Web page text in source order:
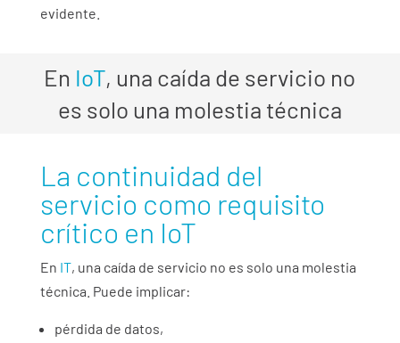
evidente.
En IoT, una caída de servicio no
es solo una molestia técnica
La continuidad del
servicio como requisito
crítico en IoT
En IT, una caída de servicio no es solo una molestia
técnica. Puede implicar:
pérdida de datos,